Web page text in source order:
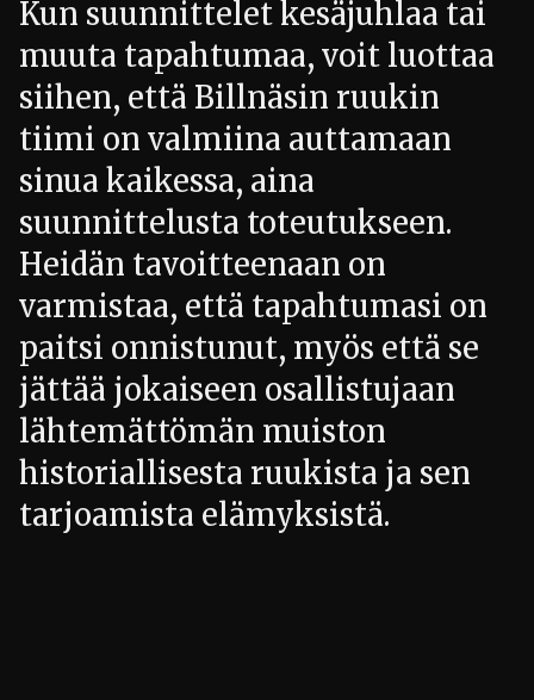
Kun suunnittelet kesäjuhlaa tai
muuta tapahtumaa, voit luottaa
siihen, että Billnäsin ruukin
tiimi on valmiina auttamaan
sinua kaikessa, aina
suunnittelusta toteutukseen.
Heidän tavoitteenaan on
varmistaa, että tapahtumasi on
paitsi onnistunut, myös että se
jättää jokaiseen osallistujaan
lähtemättömän muiston
historiallisesta ruukista ja sen
tarjoamista elämyksistä.